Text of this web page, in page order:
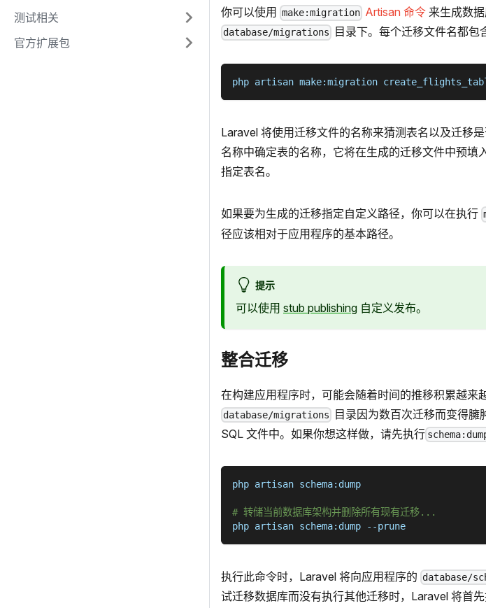
测试相关
官方扩展包
你可以使用 make:migration Artisan 命令 来生成数
database/migrations 目录下。每个迁移文件名都包
php artisan make:migration
Laravel 将使用迁移文件的名称来猜测表名以及迁移
名称中确定表的名称，它将在生成的迁移文件中预
指定表名。
如果要为生成的迁移指定自定义路径，你可以在执行
径应该相对于应用程序的基本路径。
提示
可以使用 stub publishing 自定义发布。
整合迁移
在构建应用程序时，可能会随着时间的推移积累越来
database/migrations
目录因为数百次迁移而变得
SQL 文件中。如果你想这样做，请先执行
php artisan schema:dump
# 转储当前数据库架构并删除所有现有迁移...
php artisan schema:dump
--prune
执行此命令时，Laravel 将向应用程序的 database/
试迁移数据库而没有执行其他迁移时，Laravel 将首